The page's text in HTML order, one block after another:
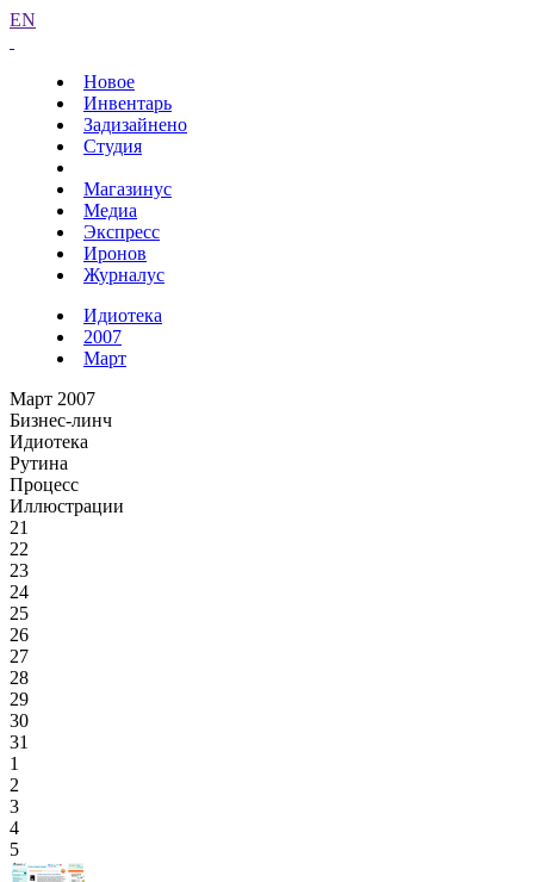
EN
Новое
Инвентарь
Задизайнено
Студия
Магазинус
Медиа
Экспресс
Иронов
Журналус
Идиотека
2007
Март
Март 2007
Бизнес-линч
Идиотека
Рутина
Процесс
Иллюстрации
21
22
23
24
25
26
27
28
29
30
31
1
2
3
4
5